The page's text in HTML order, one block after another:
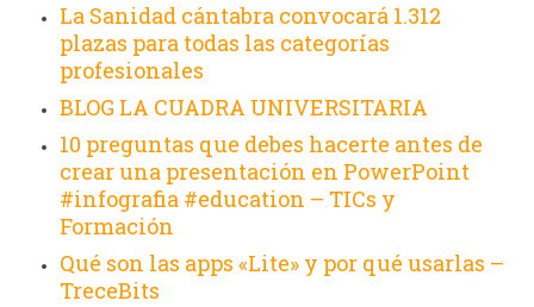
La Sanidad cántabra convocará 1.312
plazas para todas las categorías
profesionales
BLOG LA CUADRA UNIVERSITARIA
10 preguntas que debes hacerte antes de
crear una presentación en PowerPoint
#infografia #education – TICs y
Formación
Qué son las apps «Lite» y por qué usarlas –
TreceBits